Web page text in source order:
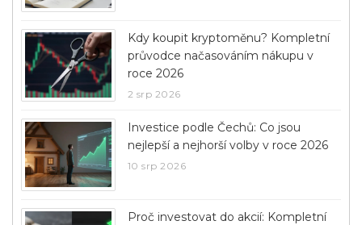
Kdy koupit kryptoměnu? Kompletní
průvodce načasováním nákupu v
roce 2026
2 srp 2026
Investice podle Čechů: Co jsou
nejlepší a nejhorší volby v roce 2026
10 srp 2026
Proč investovat do akcií: Kompletní